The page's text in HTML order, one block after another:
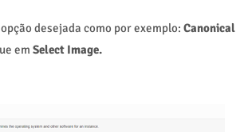
desejada como por exemplo: Canonical
em Select Image.